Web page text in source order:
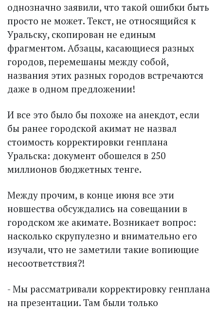
однозначно заявили, что такой ошибки быть
просто не может. Текст, не относящийся к
Уральску, скопирован не единым
фрагментом. Абзацы, касающиеся разных
городов, перемешаны между собой,
названия этих разных городов встречаются
даже в одном предложении!
И все это было бы похоже на анекдот, если
бы ранее городской акимат не назвал
стоимость корректировки генплана
Уральска: документ обошелся в 250
миллионов бюджетных тенге.
Между прочим, в конце июня все эти
новшества обсуждались на совещании в
городском же акимате. Возникает вопрос:
насколько скрупулезно и внимательно его
изучали, что не заметили такие вопиющие
несоответствия?!
- Мы рассматривали корректировку генплана
на презентации. Там были только